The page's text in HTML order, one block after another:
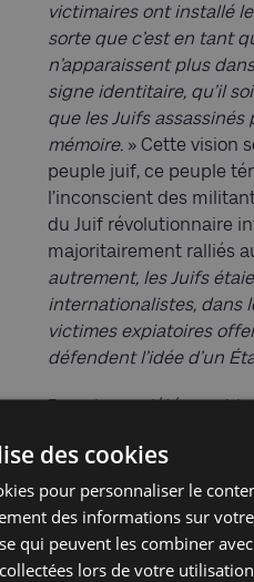
victimaires ont installé
sorte que c’est en tant
n’apparaissent plus
signe identitaire, qu’il
que les Juifs
mémoire. » Cette vision
peuple juif, ce peuple
l’inconscient des
du Juif révolutionnaire
majoritairement ralliés
autrement, les Juifs
internationalistes, dans
victimes expiatoires
défendent l’idée d’un
Dans les sociétés
nécessairement
toute volonté de
au racisme. Ce qui
peut être tenue par les
soi et de racisme. «
antiraciste de la Shoah
des cookies
pour personnaliser le
des informations sur
qui peuvent les combiner
lors de votre